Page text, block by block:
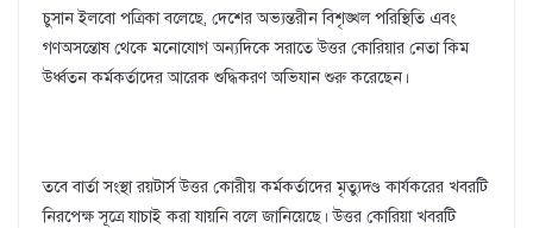
চুসান ইলবো পত্রিকা বলেছে, দেশের অভ্যন্তরীন বিশৃঙ্খল পরিস্থিতি এবং
গণঅসন্তোষ থেকে মনোযোগ অন্যদিকে সরাতে উত্তর কোরিয়ার নেতা কিম
উর্ধ্বতন কর্মকর্তাদের আরেক শুদ্ধিকরণ অভিযান শুরু করেছেন।
তবে বার্তা সংস্থা রয়টার্স উত্তর কোরীয় কর্মকর্তাদের মৃত্যুদণ্ড কার্যকরের খবরটি
নিরপেক্ষ সূত্রে যাচাই করা যায়নি বলে জানিয়েছে। উত্তর কোরিয়া খবরটি